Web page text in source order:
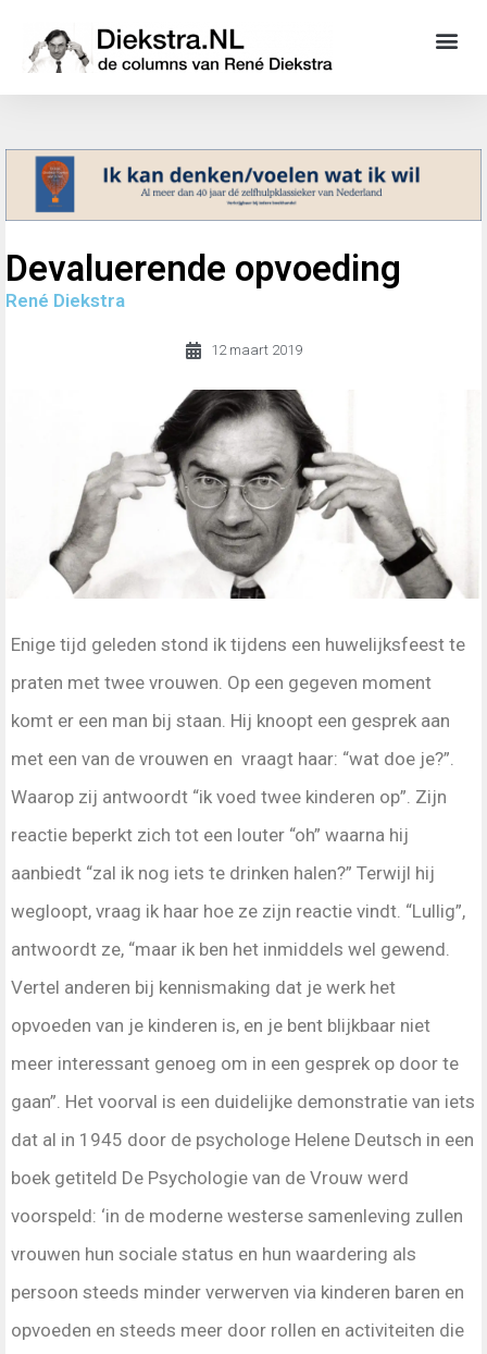
Devaluerende opvoeding
René Diekstra
12 maart 2019
Enige tijd geleden stond ik tijdens een huwelijksfeest te
praten met twee vrouwen. Op een gegeven moment
komt er een man bij staan. Hij knoopt een gesprek aan
met een van de vrouwen en vraagt haar: “wat doe je?”.
Waarop zij antwoordt “ik voed twee kinderen op”. Zijn
reactie beperkt zich tot een louter “oh” waarna hij
aanbiedt “zal ik nog iets te drinken halen?” Terwijl hij
wegloopt, vraag ik haar hoe ze zijn reactie vindt. “Lullig”,
antwoordt ze, “maar ik ben het inmiddels wel gewend.
Vertel anderen bij kennismaking dat je werk het
opvoeden van je kinderen is, en je bent blijkbaar niet
meer interessant genoeg om in een gesprek op door te
gaan”. Het voorval is een duidelijke demonstratie van iets
dat al in 1945 door de psychologe Helene Deutsch in een
boek getiteld De Psychologie van de Vrouw werd
voorspeld: ‘in de moderne westerse samenleving zullen
vrouwen hun sociale status en hun waardering als
persoon steeds minder verwerven via kinderen baren en
opvoeden en steeds meer door rollen en activiteiten die